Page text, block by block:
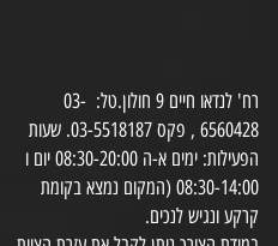
רח' לנדאו חיים 9 חולון.טל: 03-
6560428 , פקס 03-5518187. שעות
הפעילות: ימים א-ה 08:30-20:00 יום ו
08:30-14:00 (המקום נמצא בקומת
קרקע ונגיש לנכים.